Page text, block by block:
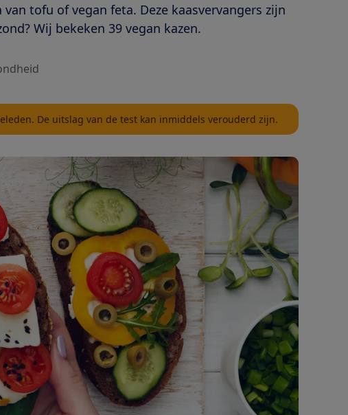
tofu of vegan feta. Deze kaasvervangers zijn
Wij bekeken 39 vegan kazen.
De uitslag van de test kan inmiddels verouderd zijn.